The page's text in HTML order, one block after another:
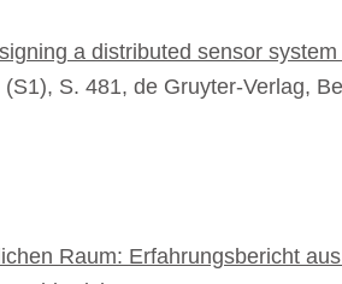
a distributed sensor
S. 481, de Gruyter-Verlag,
Raum: Erfahrungsbericht